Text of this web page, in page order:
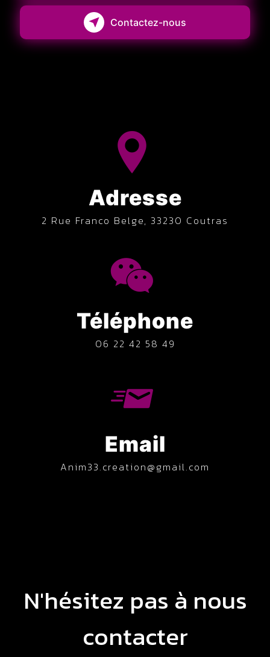
Contactez-nous
Adresse
2 Rue Franco Belge, 33230 Coutras
Téléphone
06 22 42 58 49
Email
anim33.creation@gmail.com
N'hésitez pas à nous
contacter